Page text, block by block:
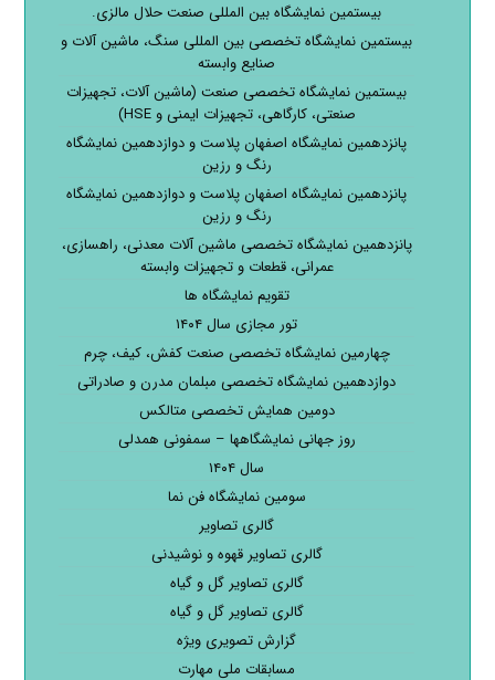
بیستمین نمایشگاه بین المللی صنعت حلال مالزی.
بیستمین نمایشگاه تخصصی بین المللی سنگ، ماشین آلات و
صنایع وابسته
بیستمین نمایشگاه تخصصی صنعت (ماشین آلات، تجهیزات
صنعتی، کارگاهی، تجهیزات ایمنی و HSE)
پانزدهمین نمایشگاه اصفهان پلاست و دوازدهمین نمایشگاه
رنگ و رزین
پانزدهمین نمایشگاه اصفهان پلاست و دوازدهمین نمایشگاه
رنگ و رزین
پانزدهمین نمایشگاه تخصصی ماشین آلات معدنی، راهسازی،
عمرانی، قطعات و تجهیزات وابسته
تقویم نمایشگاه ها
تور مجازی سال ۱۴۰۴
چهارمین نمایشگاه تخصصی صنعت کفش، کیف، چرم
دوازدهمین نمایشگاه تخصصی مبلمان مدرن و صادراتی
دومین همایش تخصصی متالکس
روز جهانی نمایشگاهها – سمفونی همدلی
سال ۱۴۰۴
سومین نمایشگاه فن نما
گالری تصاویر
گالری تصاویر قهوه و نوشیدنی
گالری تصاویر گل و گیاه
گالری تصاویر گل و گیاه
گزارش تصویری ویژه
مسابقات ملی مهارت